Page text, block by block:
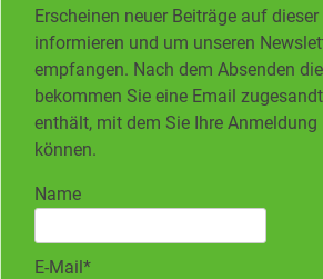
Erscheinen neuer Beiträge auf dieser
informieren und um unseren
empfangen. Nach dem Absenden
bekommen Sie eine Email
enthält, mit dem Sie Ihre Anmeldung
können.
Name
E-Mail*